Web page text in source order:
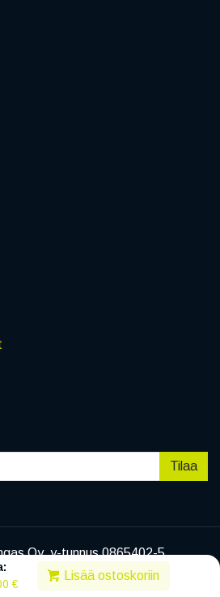
€
Lisää ostoskoriin
Tilaa
Oy, y-tunnus 0865402-5